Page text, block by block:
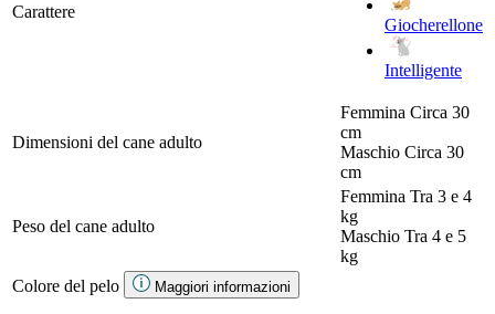
Carattere
Giocherellone
Intelligente
Dimensioni del cane adulto
Femmina Circa 30
cm
Maschio Circa 30
cm
Peso del cane adulto
Femmina Tra 3 e 4
kg
Maschio Tra 4 e 5
kg
Colore del pelo
Maggiori informazioni